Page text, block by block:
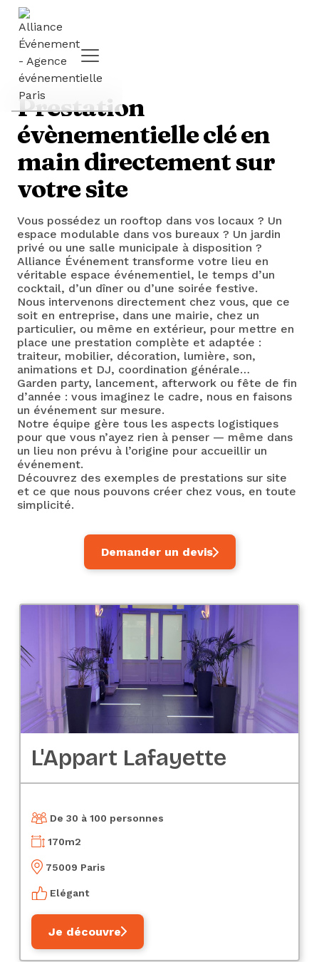
Prestation
évènementielle clé en
main directement sur
votre site
Vous possédez un rooftop dans vos locaux ? Un
espace modulable dans vos bureaux ? Un jardin
privé ou une salle municipale à disposition ?
Alliance Événement transforme votre lieu en
véritable espace événementiel, le temps d’un
cocktail, d’un dîner ou d’une soirée festive.
Nous intervenons directement chez vous, que ce
soit en entreprise, dans une mairie, chez un
particulier, ou même en extérieur, pour mettre en
place une prestation complète et adaptée :
traiteur, mobilier, décoration, lumière, son,
animations et DJ, coordination générale…
Garden party, lancement, afterwork ou fête de fin
d’année : vous imaginez le cadre, nous en faisons
un événement sur mesure.
Notre équipe gère tous les aspects logistiques
pour que vous n’ayez rien à penser — même dans
un lieu non prévu à l’origine pour accueillir un
événement.
Découvrez des exemples de prestations sur site
et ce que nous pouvons créer chez vous, en toute
simplicité.
Demander un devis
L'Appart Lafayette
De 30 à 100 personnes
170m2
75009 Paris
Elégant
Je découvre